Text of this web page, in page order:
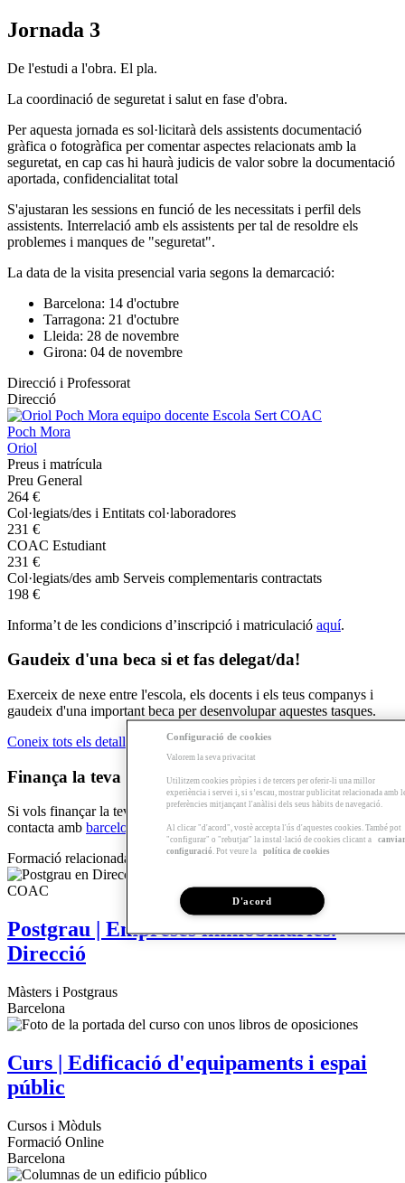
Jornada 3
De l'estudi a l'obra. El pla.
La coordinació de seguretat i salut en fase d'obra.
Per aquesta jornada es sol·licitarà dels assistents documentació
gràfica o fotogràfica per comentar aspectes relacionats amb la
seguretat, en cap cas hi haurà judicis de valor sobre la documentació
aportada, confidencialitat total
S'ajustaran les sessions en funció de les necessitats i perfil dels
assistents. Interrelació amb els assistents per tal de resoldre els
problemes i manques de "seguretat".
La data de la visita presencial varia segons la demarcació:
Barcelona: 14 d'octubre
Tarragona: 21 d'octubre
Lleida: 28 de novembre
Girona: 04 de novembre
Direcció i Professorat
Direcció
Poch Mora
Oriol
Preus i matrícula
Preu General
264 €
Col·legiats/des i Entitats col·laboradores
231 €
COAC Estudiant
231 €
Col·legiats/des amb Serveis complementaris contractats
198 €
Informa’t de les condicions d’inscripció i matriculació aquí.
Gaudeix d'una beca si et fas delegat/da!
Exerceix de nexe entre l'escola, els docents i els teus companys i
gaudeix d'una important beca per desenvolupar aquestes tasques.
Coneix tots els detalls de la beca
Finança la teva formació!
Si vols finançar la teva formació amb elPréstec formació Sert,
contacta amb barcelona@arquia.eso truca al 93 4826850.
Formació relacionada
Postgrau | Empreses immobiliàries.
Direcció
Màsters i Postgraus
Barcelona
Curs | Edificació d'equipaments i espai
públic
Cursos i Mòduls
Formació Online
Barcelona
Configuració de cookies
Valorem la seva privacitat
Utilitzem cookies pròpies i de tercers per oferir-li una millor
experiència i servei i, si s’escau, mostrar publicitat relacionada amb
preferències mitjançant l'anàlisi dels seus hàbits de navegació.
Al clicar "d'acord", vostè accepta l'ús d'aquestes cookies. També pot
"configurar" o "rebutjar" la instal·lació de cookies clicant a
canviar
configuració . Pot veure la política de cookies
D'acord